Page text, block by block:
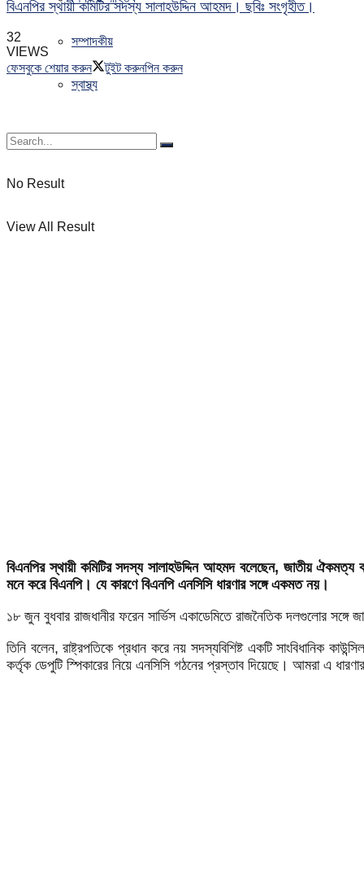
সম্পাদকীয়
স্বাস্থ্য
No Result
View All Result
বিএনপির স্থায়ী কমিটির সদস্য সালাহউদ্দিন আহমদ। ছবিঃ সংগৃহীত।
32
VIEWS
ফেসবুকে শেয়ার করুন
টুইট করুনপিন করুন
বিএনপির স্থায়ী কমিটির সদস্য সালাহউদ্দিন আহমদ বলেছেন, জাতীয় ঐকমত্য
মনে করে বিএনপি। যে কারণে বিএনপি এনসিসি ধারণার সঙ্গে একমত নয়।
১৮ জুন বুধবার রাজধানীর ফরেন সার্ভিস একাডেমিতে রাজনৈতিক দলগুলোর
তিনি বলেন, রাষ্ট্রপতিকে প্রধান করে নয় সদস্যবিশিষ্ট একটি সাংবিধানিক
কর্তৃক ডেপুটি স্পিকারের নিয়ে এনসিসি গঠনের প্রস্তাব দিয়েছে। আমরা এ